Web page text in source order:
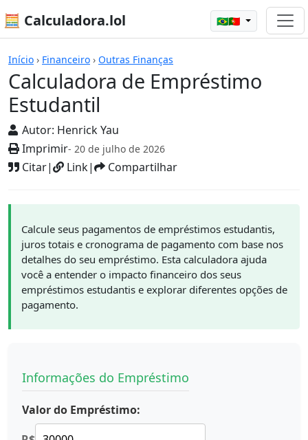
🧮 Calculadora.lol 🇧🇷🇵🇹
Início › Financeiro › Outras Finanças
Calculadora de Empréstimo
Estudantil
Autor: Henrick Yau
Imprimir- 20 de julho de 2026
Citar| Link| Compartilhar
Calculadoras
Calcule seus pagamentos de empréstimos estudantis,
juros totais e cronograma de pagamento com base nos
detalhes do seu empréstimo. Esta calculadora ajuda
você a entender o impacto financeiro dos seus
empréstimos estudantis e explorar diferentes opções de
pagamento.
Informações do Empréstimo
Valor do Empréstimo: